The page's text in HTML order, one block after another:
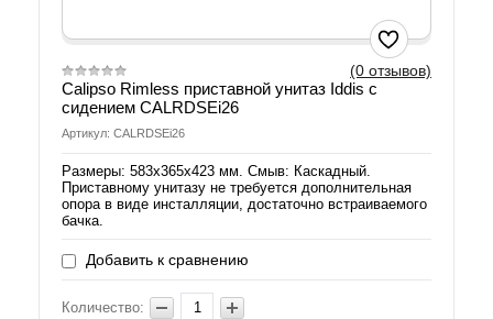
(0 отзывов)
Calipso Rimless приставной унитаз Iddis с
сидением CALRDSEi26
Артикул: CALRDSEi26
Размеры: 583х365х423 мм. Смыв: Каскадный.
Приставному унитазу не требуется дополнительная
опора в виде инсталляции, достаточно встраиваемого
бачка.
Добавить к сравнению
Количество: